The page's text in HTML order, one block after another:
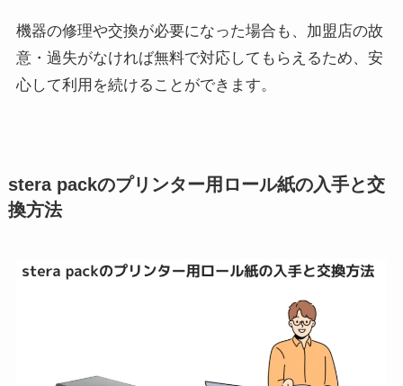
機器の修理や交換が必要になった場合も、加盟店の故
意・過失がなければ無料で対応してもらえるため、安
心して利用を続けることができます。
stera packのプリンター用ロール紙の入手と交
換方法